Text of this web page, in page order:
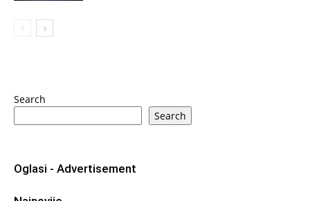
Search
Search
Oglasi - Advertisement